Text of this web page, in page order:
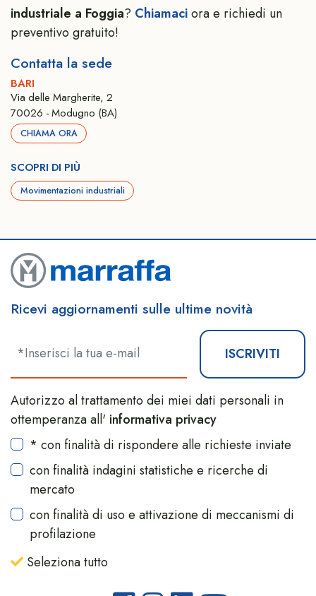
industriale a Foggia? Chiamaciora e richiedi un
preventivo gratuito!
Contatta la sede
BARI
Via delle Margherite, 2
70026 - Modugno (BA)
CHIAMA ORA
SCOPRI DI PIÙ
Movimentazioni industriali
Ricevi aggiornamenti sulle ultime novità
ISCRIVITI
Autorizzo al trattamento dei miei dati personali in
ottemperanza all' informativa privacy
* con finalità di rispondere alle richieste inviate
con finalità indagini statistiche e ricerche di
mercato
con finalità di uso e attivazione di meccanismi di
profilazione
Seleziona tutto